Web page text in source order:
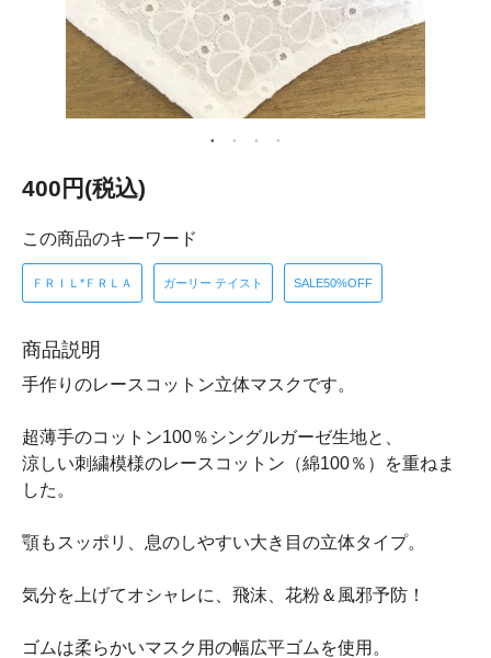
400円(税込)
この商品のキーワード
ＦＲＩＬ*ＦＲＬＡ ガーリー テイスト SALE50%OFF
商品説明
手作りのレースコットン立体マスクです。
超薄手のコットン100％シングルガーゼ生地と、
涼しい刺繍模様のレースコットン（綿100％）を重ねま
した。
顎もスッポリ、息のしやすい大き目の立体タイプ。
気分を上げてオシャレに、飛沫、花粉＆風邪予防！
ゴムは柔らかいマスク用の幅広平ゴムを使用。